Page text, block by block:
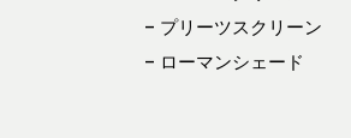
– プリーツスクリーン
– ローマンシェード